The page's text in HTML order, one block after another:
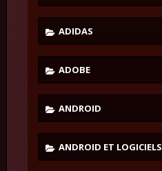
ADIDAS
ADOBE
ANDROID
ANDROID ET LOGICIELS